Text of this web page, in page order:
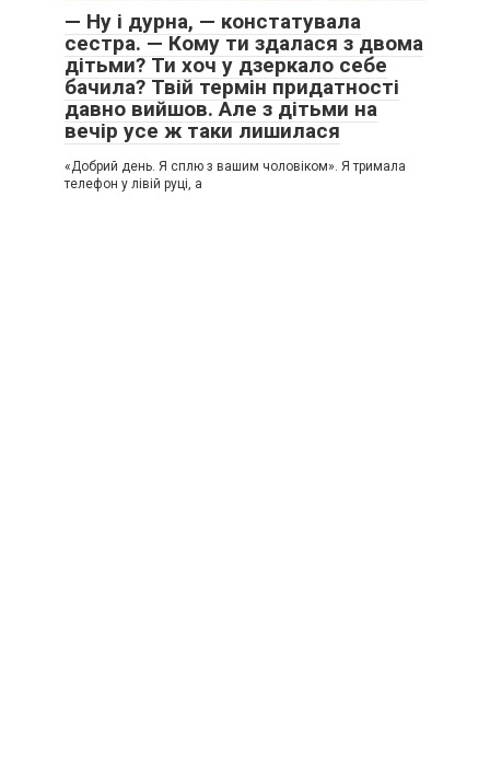
— Ну і дурна, — констатувала
сестра. — Кому ти здалася з двома
дітьми? Ти хоч у дзеркало себе
бачила? Твій термін придатності
давно вийшов. Але з дітьми на
вечір усе ж таки лишилася
«Добрий день. Я сплю з вашим чоловіком». Я тримала
телефон у лівій руці, а